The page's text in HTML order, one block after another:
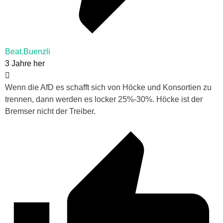
Beat.Buenzli
3 Jahre her
Wenn die AfD es schafft sich von Höcke und Konsortien zu
trennen, dann werden es locker 25%-30%. Höcke ist der
Bremser nicht der Treiber.